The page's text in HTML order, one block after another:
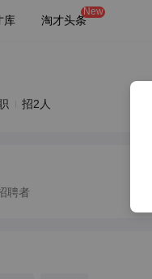
库 淘才头条
New
招2人
聘者